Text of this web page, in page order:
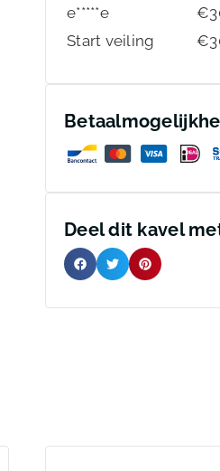
e*****e
€
Start veiling
€
Deel dit kavel